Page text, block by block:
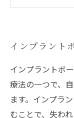
インプラント
インプラントボ
療法の一つで、
ます。インプラ
むことで、失わ